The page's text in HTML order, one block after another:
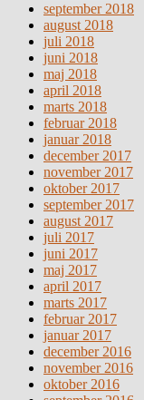
september 2018
august 2018
juli 2018
juni 2018
maj 2018
april 2018
marts 2018
februar 2018
januar 2018
december 2017
november 2017
oktober 2017
september 2017
august 2017
juli 2017
juni 2017
maj 2017
april 2017
marts 2017
februar 2017
januar 2017
december 2016
november 2016
oktober 2016